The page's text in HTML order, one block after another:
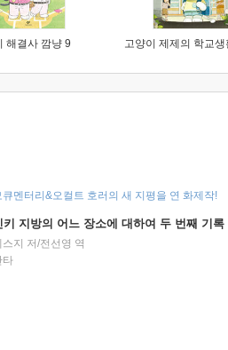
해결사 깜냥 9
큐멘터리&오컬트 호러의 새 지평을 연 화제작!
키 지방의 어느 장소에 대하여 두 번째 기록
스지 저/전선영 역
타